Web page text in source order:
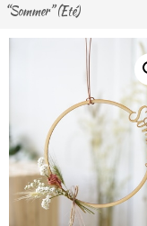
“Sommer” (Eté)